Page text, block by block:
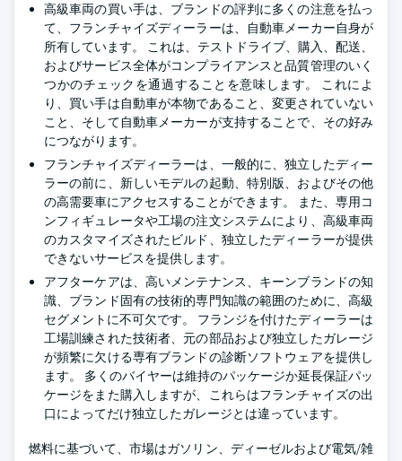
高級車両の買い手は、ブランドの評判に多くの注意を払っ
て、フランチャイズディーラーは、自動車メーカー自身が
所有しています。 これは、テストドライブ、購入、配送、
およびサービス全体がコンプライアンスと品質管理のいく
つかのチェックを通過することを意味します。 これによ
り、買い手は自動車が本物であること、変更されていない
こと、そして自動車メーカーが支持することで、その好み
につながります。
フランチャイズディーラーは、一般的に、独立したディー
ラーの前に、新しいモデルの起動、特別版、およびその他
の高需要車にアクセスすることができます。 また、専用コ
ンフィギュレータや工場の注文システムにより、高級車両
のカスタマイズされたビルド、独立したディーラーが提供
できないサービスを提供します。
アフターケアは、高いメンテナンス、キーンブランドの知
識、ブランド固有の技術的専門知識の範囲のために、高級
セグメントに不可欠です。 フランジを付けたディーラーは
工場訓練された技術者、元の部品および独立したガレージ
が頻繁に欠ける専有ブランドの診断ソフトウェアを提供し
ます。 多くのバイヤーは維持のパッケージか延長保証パッ
ケージをまた購入しますが、これらはフランチャイズの出
口によってだけ独立したガレージとは違っています。
燃料に基づいて、市場はガソリン、ディーゼルおよび電気/雑